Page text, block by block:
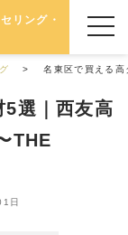
リング・
名東区で買える
5選｜西友高
THE
日